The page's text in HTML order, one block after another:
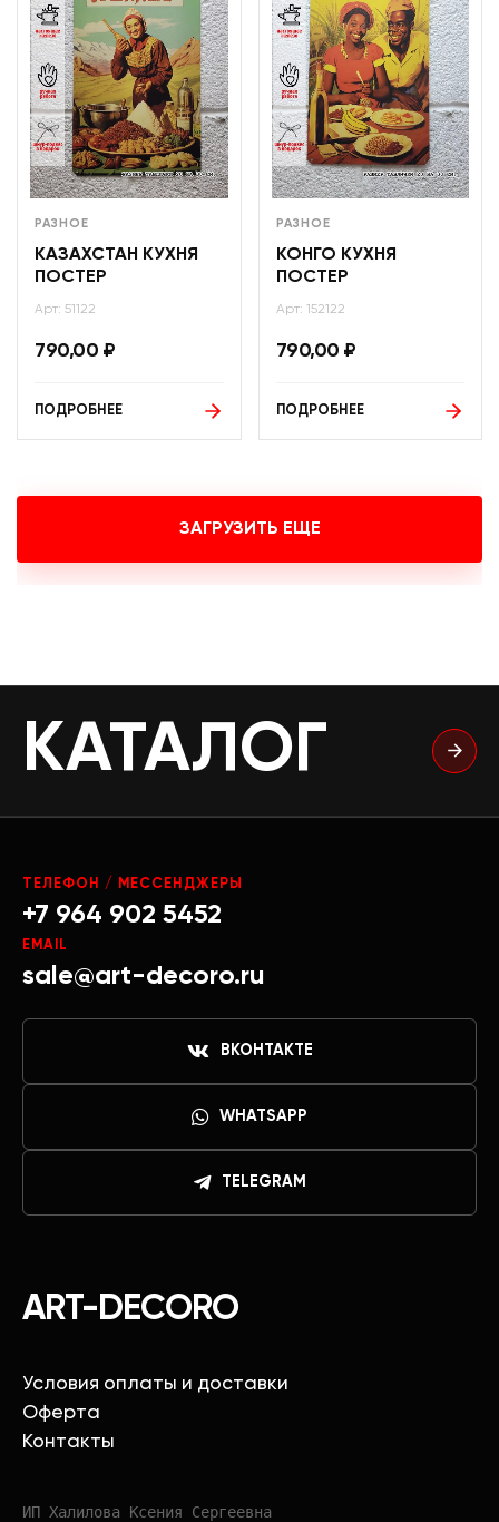
РАЗНОЕ
КАЗАХСТАН КУХНЯ
ПОСТЕР
Арт: 51122
790,00 ₽
ПОДРОБНЕЕ
РАЗНОЕ
КОНГО КУХНЯ
ПОСТЕР
Арт: 152122
790,00 ₽
ПОДРОБНЕЕ
ЗАГРУЗИТЬ ЕЩЕ
КАТАЛОГ
ART-DECORO
Условия оплаты и доставки
Оферта
Контакты
ИП Халилова Ксения Сергеевна
ТЕЛЕФОН / МЕССЕНДЖЕРЫ
+7 964 902 5452
EMAIL
sale@art-decoro.ru
ВКОНТАКТЕ
WHATSAPP
TELEGRAM